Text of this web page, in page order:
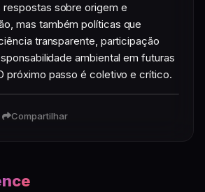
respostas sobre origem e
mas também políticas que
transparente, participação
ambiental em futuras
próximo passo é coletivo e crítico.
Compartilhar